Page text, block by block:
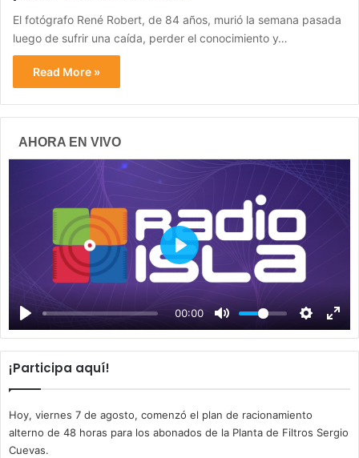
El fotógrafo René Robert, de 84 años, murió la semana pasada
luego de sufrir una caída, perder el conocimiento y…
Read More »
AHORA EN VIVO
00:00
P
y
¡Participa aquí!
Hoy, viernes 7 de agosto, comenzó el plan de racionamiento
alterno de 48 horas para los abonados de la Planta de Filtros Sergio
Cuevas.